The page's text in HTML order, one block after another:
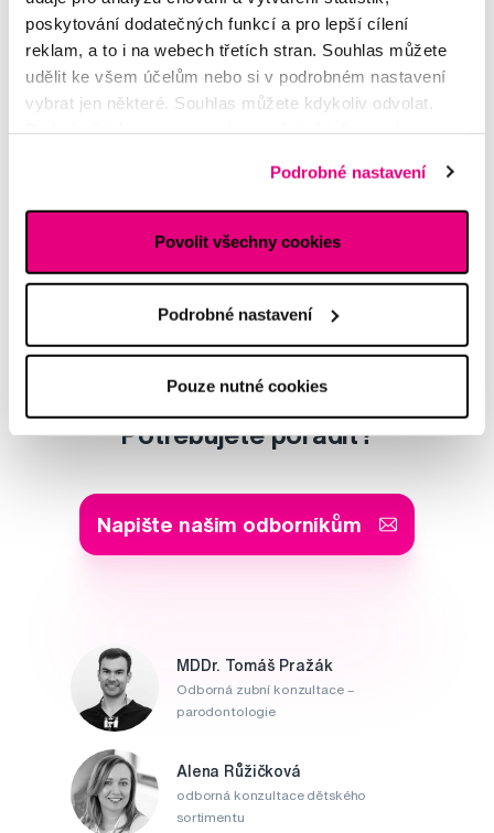
poskytování dodatečných funkcí a pro lepší cílení
reklam, a to i na webech třetích stran. Souhlas můžete
udělit ke všem účelům nebo si v podrobném nastavení
vybrat jen některé. Souhlas můžete kdykoliv odvolat.
Podrobné nastavení
Povolit všechny cookies
Podrobné nastavení
Pouze nutné cookies
GC Tooth Mousse užívání
Hana
Elektricky kartacek
Denisa
Další dotazy a článkynajdete v naší poradně
nebo nám rovnou napište
Potřebujete poradit?
Napište našim odborníkům
MDDr. Tomáš Pražák
Odborná zubní konzultace –
parodontologie
Alena Růžičková
odborná konzultace dětského
sortimentu